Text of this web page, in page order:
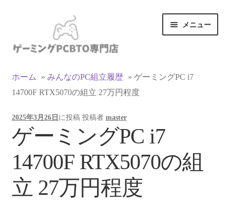
ゲ
ョ
ン
ス
キ
ッ
プ
テ
へ
ス
ッ
プ
メニュー
マイアカウント
支払い
お買い物カゴ
お買い物ガイド
ホーム » みんなのPC組立履歴 » ゲーミングPC i7
14700F RTX5070の組立 27万円程度
2025年3月26日 に投稿 投稿者 master
ゲーミングPC i7
14700F RTX5070の組
立 27万円程度